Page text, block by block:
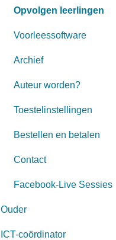
Opvolgen leerlingen
Voorleessoftware
Archief
Auteur worden?
Toestelinstellingen
Bestellen en betalen
Contact
Facebook-Live Sessies
Ouder
ICT-coördinator